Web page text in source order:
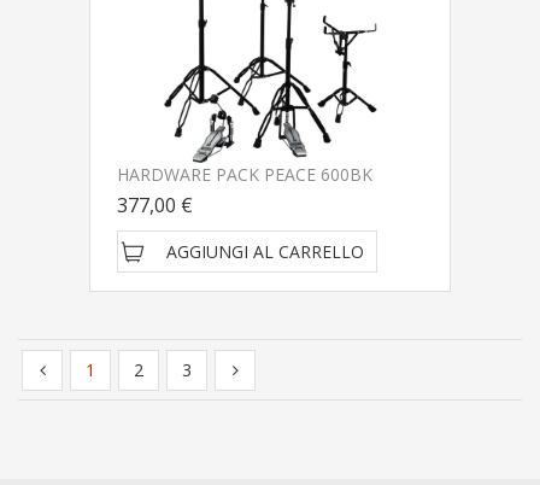
HARDWARE PACK PEACE 600BK
377,00 €
AGGIUNGI AL CARRELLO
1 2 3